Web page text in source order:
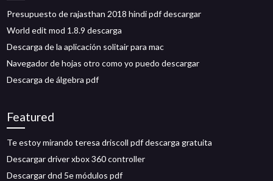
Presupuesto de rajasthan 2018 hindi pdf descargar
World edit mod 1.8.9 descarga
Descarga de la aplicación solitair para mac
Navegador de hojas otro como yo puedo descargar
Descarga de álgebra pdf
Featured
Te estoy mirando teresa driscoll pdf descarga gratuita
Descargar driver xbox 360 controller
Descargar dnd 5e módulos pdf